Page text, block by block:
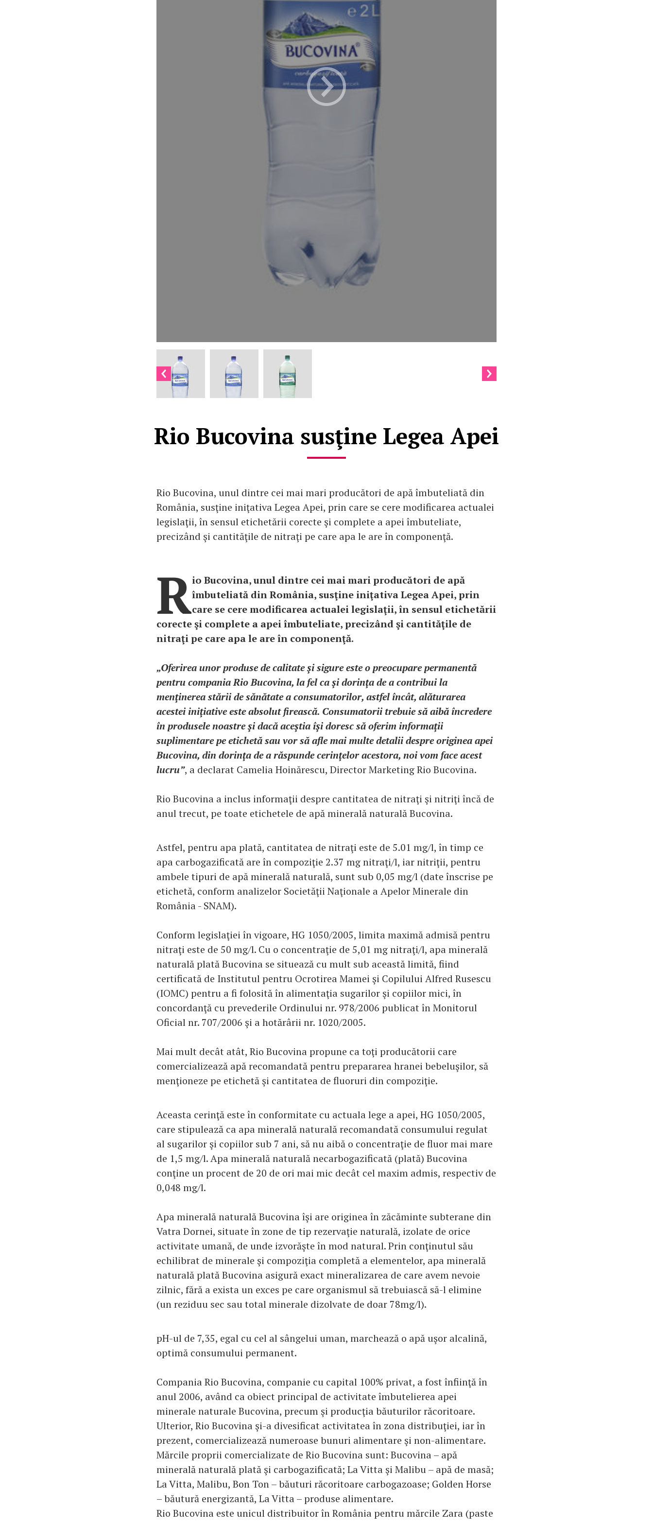
Rio Bucovina susţine Legea Apei
Rio Bucovina, unul dintre cei mai mari producători de apă îmbuteliată din
România, susţine iniţativa Legea Apei, prin care se cere modificarea actualei
legislaţii, în sensul etichetării corecte şi complete a apei îmbuteliate,
precizând şi cantităţile de nitraţi pe care apa le are în componenţă.
Rio Bucovina, unul dintre cei mai mari producători de apă
îmbuteliată din România, susţine iniţativa Legea Apei, prin
care se cere modificarea actualei legislaţii, în sensul etichetării
corecte şi complete a apei îmbuteliate, precizând şi cantităţile de
nitraţi pe care apa le are în componenţă.
„Oferirea unor produse de calitate şi sigure este o preocupare permanentă
pentru compania Rio Bucovina, la fel ca şi dorinţa de a contribui la
menţinerea stării de sănătate a consumatorilor, astfel încât, alăturarea
acestei iniţiative este absolut firească. Consumatorii trebuie să aibă încredere
în produsele noastre şi dacă aceştia îşi doresc să oferim informaţii
suplimentare pe etichetă sau vor să afle mai multe detalii despre originea apei
Bucovina, din dorinţa de a răspunde cerinţelor acestora, noi vom face acest
lucru”, a declarat Camelia Hoinărescu, Director Marketing Rio Bucovina.
Rio Bucovina a inclus informaţii despre cantitatea de nitraţi şi nitriţi încă de
anul trecut, pe toate etichetele de apă minerală naturală Bucovina.
Astfel, pentru apa plată, cantitatea de nitraţi este de 5.01 mg/l, în timp ce
apa carbogazificată are în compoziţie 2.37 mg nitraţi/l, iar nitriţii, pentru
ambele tipuri de apă minerală naturală, sunt sub 0,05 mg/l (date înscrise pe
etichetă, conform analizelor Societăţii Naţionale a Apelor Minerale din
România - SNAM).
Conform legislaţiei în vigoare, HG 1050/2005, limita maximă admisă pentru
nitraţi este de 50 mg/l. Cu o concentraţie de 5,01 mg nitraţi/l, apa minerală
naturală plată Bucovina se situează cu mult sub această limită, fiind
certificată de Institutul pentru Ocrotirea Mamei şi Copilului Alfred Rusescu
(IOMC) pentru a fi folosită în alimentaţia sugarilor şi copiilor mici, în
concordanţă cu prevederile Ordinului nr. 978/2006 publicat în Monitorul
Oficial nr. 707/2006 şi a hotărârii nr. 1020/2005.
Mai mult decât atât, Rio Bucovina propune ca toţi producătorii care
comercializează apă recomandată pentru prepararea hranei bebeluşilor, să
menţioneze pe etichetă şi cantitatea de fluoruri din compoziţie.
Aceasta cerinţă este în conformitate cu actuala lege a apei, HG 1050/2005,
care stipulează ca apa minerală naturală recomandată consumului regulat
al sugarilor şi copiilor sub 7 ani, să nu aibă o concentraţie de fluor mai mare
de 1,5 mg/l. Apa minerală naturală necarbogazificată (plată) Bucovina
conţine un procent de 20 de ori mai mic decât cel maxim admis, respectiv de
0,048 mg/l.
Apa minerală naturală Bucovina îşi are originea în zăcăminte subterane din
Vatra Dornei, situate în zone de tip rezervaţie naturală, izolate de orice
activitate umană, de unde izvorăşte în mod natural. Prin conţinutul său
echilibrat de minerale şi compoziţia completă a elementelor, apa minerală
naturală plată Bucovina asigură exact mineralizarea de care avem nevoie
zilnic, fără a exista un exces pe care organismul să trebuiască să-l elimine
(un reziduu sec sau total minerale dizolvate de doar 78mg/l).
pH-ul de 7,35, egal cu cel al sângelui uman, marchează o apă uşor alcalină,
optimă consumului permanent.
Compania Rio Bucovina, companie cu capital 100% privat, a fost înfiinţă în
anul 2006, având ca obiect principal de activitate îmbutelierea apei
minerale naturale Bucovina, precum şi producţia băuturilor răcoritoare.
Ulterior, Rio Bucovina şi-a divesificat activitatea în zona distribuţiei, iar în
prezent, comercializează numeroase bunuri alimentare şi non-alimentare.
Mărcile proprii comercializate de Rio Bucovina sunt: Bucovina – apă
minerală naturală plată şi carbogazificată; La Vitta şi Malibu – apă de masă;
La Vitta, Malibu, Bon Ton – băuturi răcoritoare carbogazoase; Golden Horse
– băutură energizantă, La Vitta – produse alimentare.
Rio Bucovina este unicul distribuitor în România pentru mărcile Zara (paste